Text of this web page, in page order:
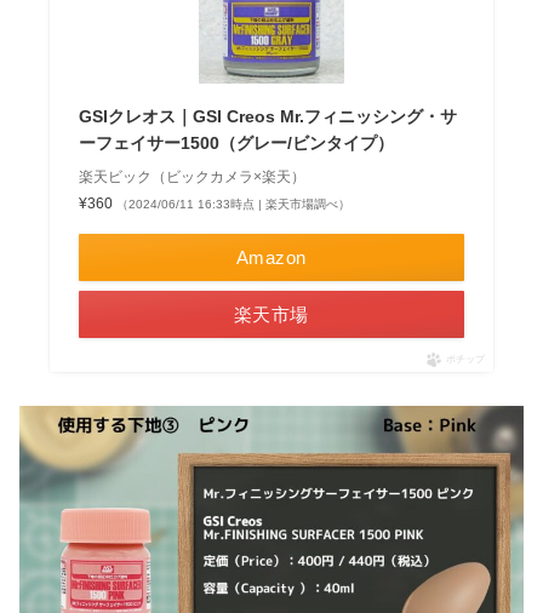
GSIクレオス｜GSI Creos Mr.フィニッシング・サ
ーフェイサー1500（グレー/ビンタイプ）
楽天ビック（ビックカメラ×楽天）
¥360
（2024/06/11 16:33時点 | 楽天市場調べ）
Amazon
楽天市場
ポチップ